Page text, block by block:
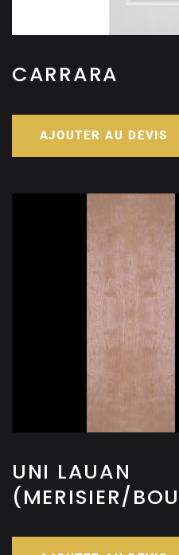
CARRARA
AJOUTER AU DEVIS
UNI LAUAN
(MERISIER/